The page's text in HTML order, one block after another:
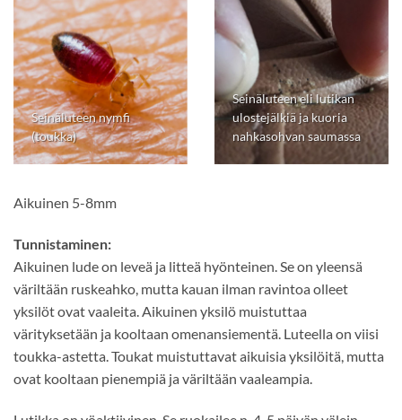
Seinäluteen nymfi
(toukka)
Seinäluteen eli lutikan
ulostejälkiä ja kuoria
nahkasohvan saumassa
Aikuinen 5-8mm
Tunnistaminen:
Aikuinen lude on leveä ja litteä hyönteinen. Se on yleensä
väriltään ruskeahko, mutta kauan ilman ravintoa olleet
yksilöt ovat vaaleita. Aikuinen yksilö muistuttaa
värityksetään ja kooltaan omenansiementä. Luteella on viisi
toukka-astetta. Toukat muistuttavat aikuisia yksilöitä, mutta
ovat kooltaan pienempiä ja väriltään vaaleampia.